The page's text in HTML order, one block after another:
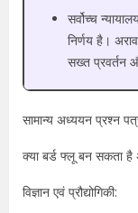
सर्वोच्च
निर्णय है।
सख्त प्रवर्तन
सामान्य अध्ययन प्रश्न
क्या बर्ड फ्लू बन सकता है
विज्ञान एवं प्रौद्योगिकी: